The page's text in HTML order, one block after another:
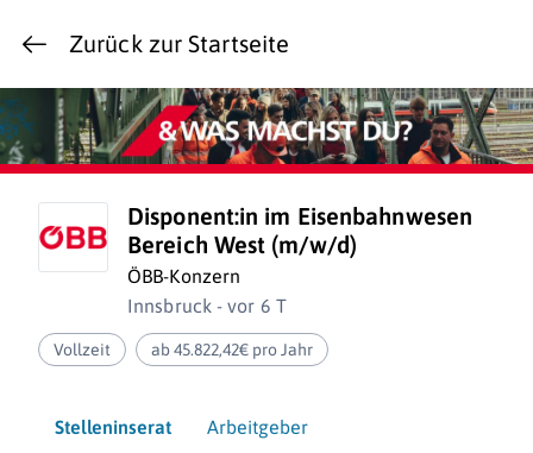
Zurück zur Startseite
Disponent:in im Eisenbahnwesen
Bereich West (m/w/d)
ÖBB-Konzern
Innsbruck - vor 6 T
Vollzeit ab 45.822,42€ pro Jahr
Stelleninserat Arbeitgeber